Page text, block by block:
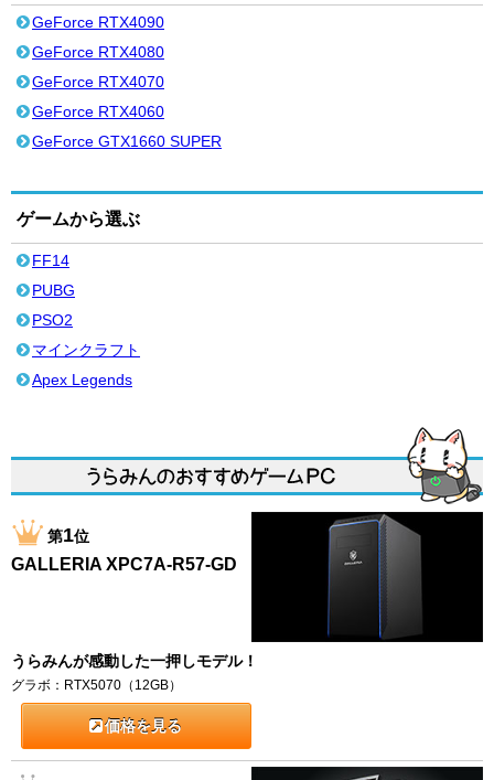
GeForce RTX4090
GeForce RTX4080
GeForce RTX4070
GeForce RTX4060
GeForce GTX1660 SUPER
ゲームから選ぶ
FF14
PUBG
PSO2
マインクラフト
Apex Legends
第1位
GALLERIA XPC7A-R57-GD
うらみんが感動した一押しモデル！
グラボ：RTX5070（12GB）
価格を見る